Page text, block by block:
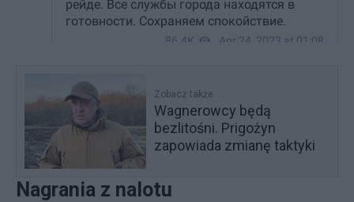
Zobacz także
Wagnerowcy będą
bezlitośni. Prigożyn
zapowiada zmianę taktyki
Nagrania z nalotu